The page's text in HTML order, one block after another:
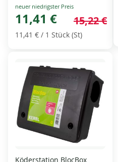
Special
Price
11,41 € 15,22 €
11,41 € / 1 Stück (St)
Köderstation BlocBox